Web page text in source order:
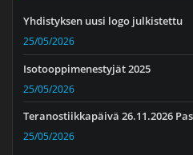
Yhdistyksen uusi logo julkistettu
25/05/2026
Isotooppimenestyjät 2025
25/05/2026
Teranostiikkapäivä 26.11.2026
25/05/2026